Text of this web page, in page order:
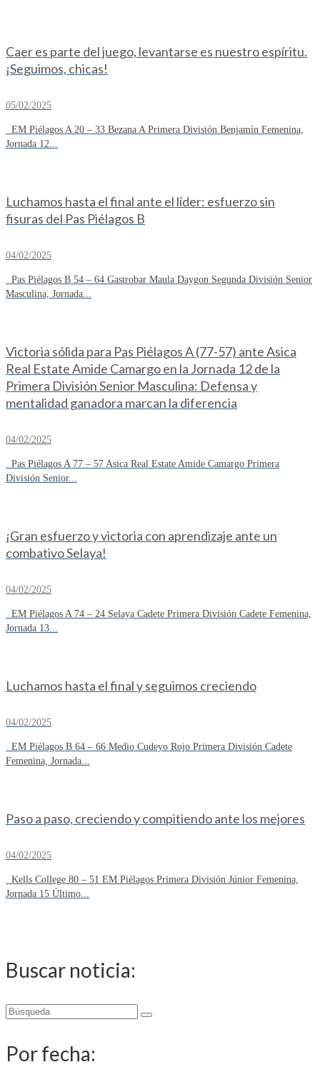
Caer es parte del juego, levantarse es nuestro espíritu.
¡Seguimos, chicas!
05/02/2025
EM Piélagos A 20 – 33 Bezana A Primera División Benjamín Femenina,
Jornada 12...
Luchamos hasta el final ante el líder: esfuerzo sin
fisuras del Pas Piélagos B
04/02/2025
Pas Piélagos B 54 – 64 Gastrobar Maula Daygon Segunda División Senior
Masculina, Jornada...
Victoria sólida para Pas Piélagos A (77-57) ante Asica
Real Estate Amide Camargo en la Jornada 12 de la
Primera División Senior Masculina: Defensa y
mentalidad ganadora marcan la diferencia
04/02/2025
Pas Piélagos A 77 – 57 Asica Real Estate Amide Camargo Primera
División Senior...
¡Gran esfuerzo y victoria con aprendizaje ante un
combativo Selaya!
04/02/2025
EM Piélagos A 74 – 24 Selaya Cadete Primera División Cadete Femenina,
Jornada 13...
Luchamos hasta el final y seguimos creciendo
04/02/2025
EM Piélagos B 64 – 66 Medio Cudeyo Rojo Primera División Cadete
Femenina, Jornada...
Paso a paso, creciendo y compitiendo ante los mejores
04/02/2025
Kells College 80 – 51 EM Piélagos Primera División Júnior Femenina,
Jornada 15 Último...
Buscar noticia:
Buscar
Por fecha: